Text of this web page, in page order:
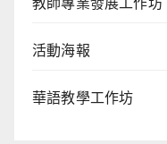
教師專業發展工作坊
活動海報
華語教學工作坊